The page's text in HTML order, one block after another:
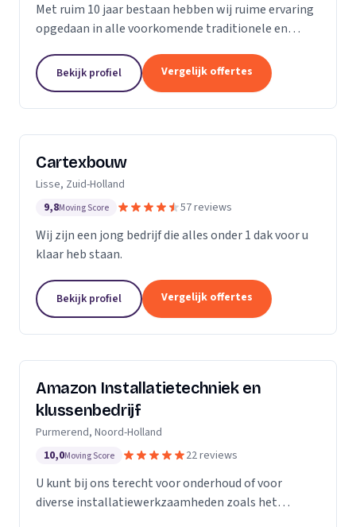
Met ruim 10 jaar bestaan hebben wij ruime ervaring
opgedaan in alle voorkomende traditionele en
particuliere en zakelijke bouwbranche.
Bekijk profiel Vergelijk offertes
Cartexbouw
Lisse, Zuid-Holland
9,8Moving Score 57 reviews
Wij zijn een jong bedrijf die alles onder 1 dak voor u
klaar heb staan.
Bekijk profiel Vergelijk offertes
Amazon Installatietechniek en
klussenbedrijf
Purmerend, Noord-Holland
10,0Moving Score 22 reviews
U kunt bij ons terecht voor onderhoud of voor
diverse installatiewerkzaamheden zoals het